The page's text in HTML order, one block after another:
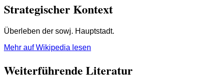
Strategischer Kontext
Überleben der sowj. Hauptstadt.
Mehr auf Wikipedia lesen
Weiterführende Literatur